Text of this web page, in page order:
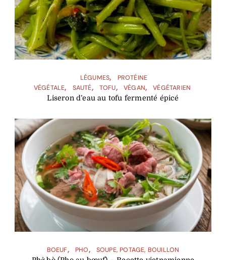
LÉGUMES
PROTÉINE
VÉGÉTALE
SAUTÉ TOFU VÉGAN
VÉGÉTARIEN
Liseron d’eau au tofu fermenté épicé
BOEUF PHO
SOUPE, POTAGE, BOUILLON